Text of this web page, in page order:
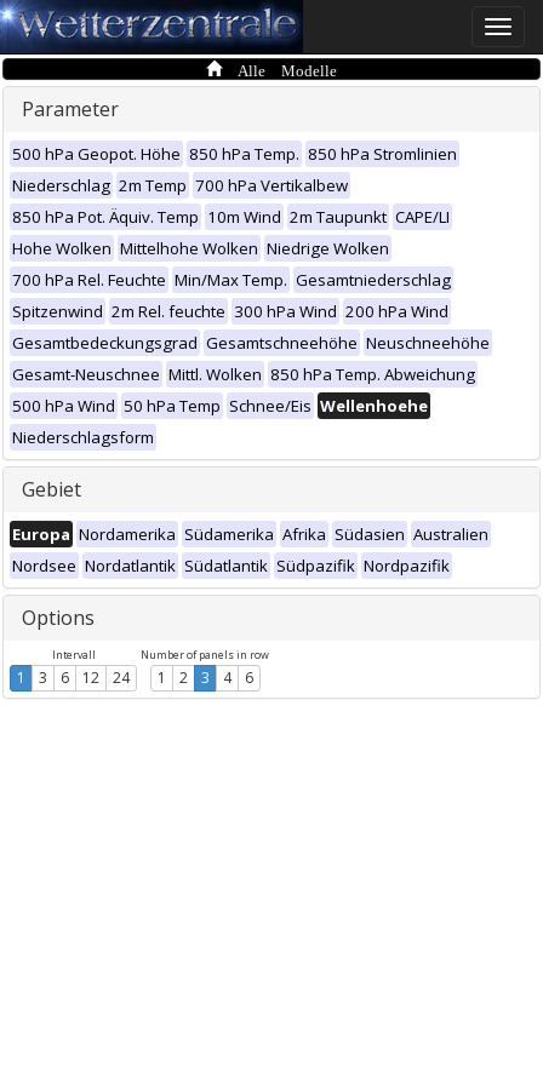
Toggle
Alle Modelle
Parameter
500 hPa Geopot. Höhe 850 hPa Temp. 850 hPa Stromlinien
Niederschlag 2m Temp 700 hPa Vertikalbew
850 hPa Pot. Äquiv. Temp 10m Wind 2m Taupunkt CAPE/LI
Hohe Wolken Mittelhohe Wolken Niedrige Wolken
700 hPa Rel. Feuchte Min/Max Temp. Gesamtniederschlag
Spitzenwind 2m Rel. feuchte 300 hPa Wind 200 hPa Wind
Gesamtbedeckungsgrad Gesamtschneehöhe Neuschneehöhe
Gesamt-Neuschnee Mittl. Wolken 850 hPa Temp. Abweichung
500 hPa Wind 50 hPa Temp Schnee/Eis Wellenhoehe
Niederschlagsform
Gebiet
Europa Nordamerika Südamerika Afrika Südasien Australien
Nordsee Nordatlantik Südatlantik Südpazifik Nordpazifik
Options
Intervall
1 3 6 12 24
Number of panels in row
1 2 3 4 6